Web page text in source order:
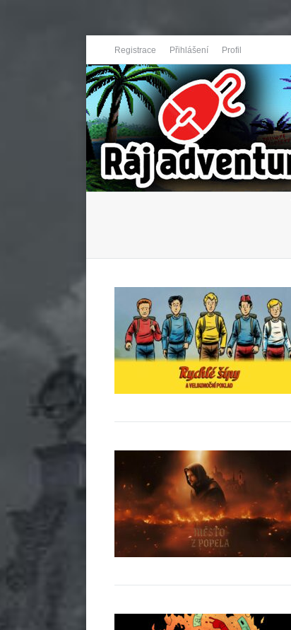
Registrace Přihlášení Profil